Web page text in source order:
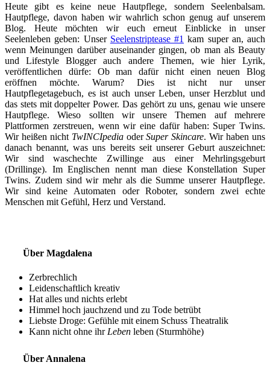
Heute gibt es keine neue Hautpflege, sondern Seelenbalsam.
Hautpflege, davon haben wir wahrlich schon genug auf unserem
Blog. Heute möchten wir euch erneut Einblicke in unser
Seelenleben geben: Unser Seelenstriptease #1 kam super an, auch
wenn Meinungen darüber auseinander gingen, ob man als Beauty
und Lifestyle Blogger auch andere Themen, wie hier Lyrik,
veröffentlichen dürfe: Ob man dafür nicht einen neuen Blog
eröffnen möchte. Warum? Dies ist nicht nur unser
Hautpflegetagebuch, es ist auch unser Leben, unser Herzblut und
das stets mit doppelter Power. Das gehört zu uns, genau wie unsere
Hautpflege. Wieso sollten wir unsere Themen auf mehrere
Plattformen zerstreuen, wenn wir eine dafür haben: Super Twins.
Wir heißen nicht TwINCIpediaoderSuper Skincare. Wir haben uns
danach benannt, was uns bereits seit unserer Geburt auszeichnet:
Wir sind waschechte Zwillinge aus einer Mehrlingsgeburt
(Drillinge). Im Englischen nennt man diese Konstellation Super
Twins. Zudem sind wir mehr als die Summe unserer Hautpflege.
Wir sind keine Automaten oder Roboter, sondern zwei echte
Menschen mit Gefühl, Herz und Verstand.
Über Magdalena
Zerbrechlich
Leidenschaftlich kreativ
Hat alles und nichts erlebt
Himmel hoch jauchzend und zu Tode betrübt
Liebste Droge: Gefühle mit einem Schuss Theatralik
Kann nicht ohne ihr Leben leben (Sturmhöhe)
Über Annalena